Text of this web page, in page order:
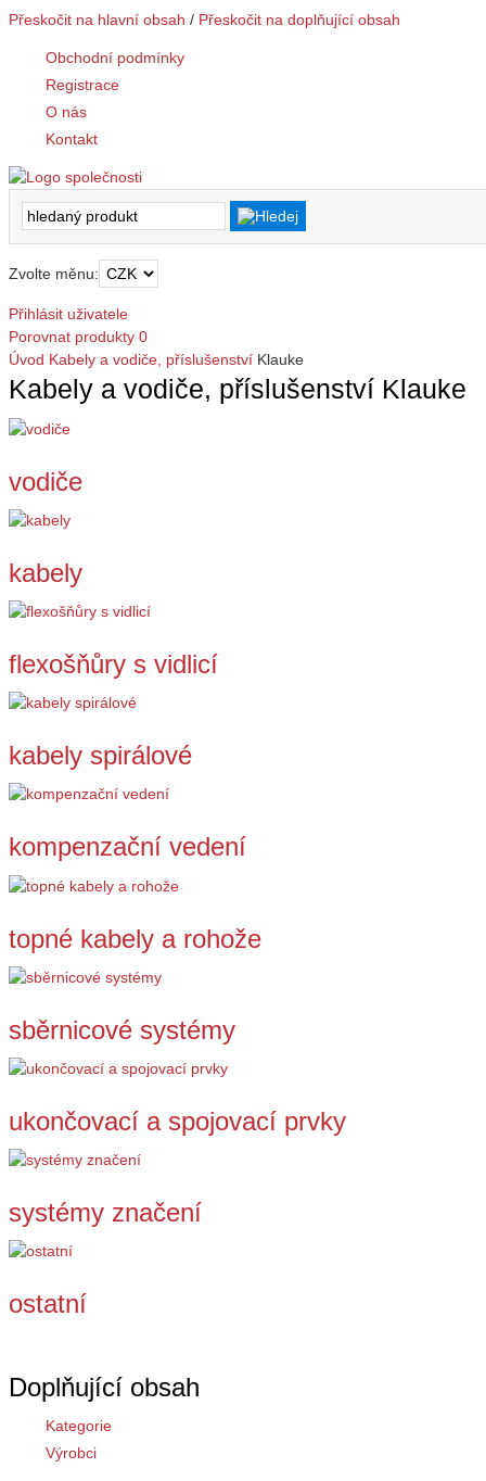
Přeskočit na hlavní obsah / Přeskočit na doplňující obsah
Obchodní podmínky
Registrace
O nás
Kontakt
Zvolte měnu:
Přihlásit uživatele
Porovnat produkty 0
Úvod Kabely a vodiče, příslušenství Klauke
Kabely a vodiče, příslušenství Klauke
vodiče
kabely
flexošňůry s vidlicí
kabely spirálové
kompenzační vedení
topné kabely a rohože
sběrnicové systémy
ukončovací a spojovací prvky
systémy značení
ostatní
Doplňující obsah
Kategorie
Výrobci